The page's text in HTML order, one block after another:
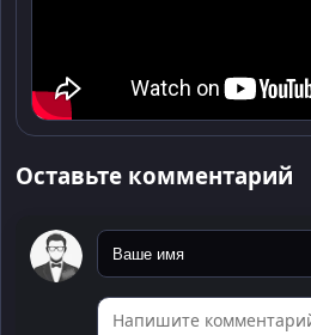
Оставьте комментарий